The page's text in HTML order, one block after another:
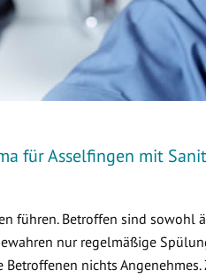
für Asselfingen mit
führen. Betroffen sind sowohl
nur regelmäßige
nichts Angenehmes.